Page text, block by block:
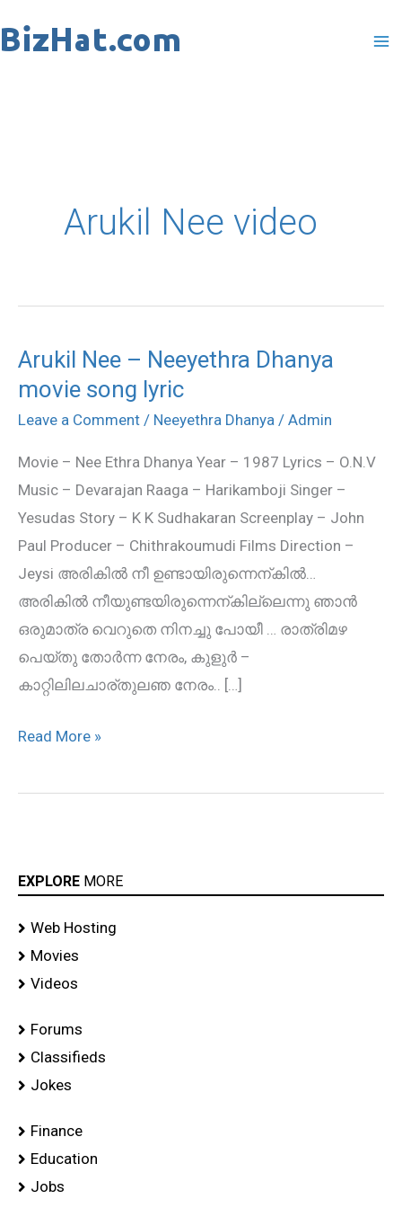
to
Arukil Nee video
Arukil Nee – Neeyethra Dhanya
movie song lyric
Leave a Comment / Neeyethra Dhanya / Admin
Movie – Nee Ethra Dhanya Year – 1987 Lyrics – O.N.V
Music – Devarajan Raaga – Harikamboji Singer –
Yesudas Story – K K Sudhakaran Screenplay – John
Paul Producer – Chithrakoumudi Films Direction –
Jeysi അരികില്‍ നീ ഉണ്ടായിരുന്നെന്കില്‍…
അരികില്‍ നീയുണ്ടയിരുന്നെന്കില്ലെന്നു ഞാന്‍
ഒരുമാത്ര വെറുതെ നിനച്ചു പോയീ … രാത്രിമഴ
പെയ്തു തോര്‍ന്ന നേരം, കുളുര്‍ –
കാറ്റിലിലചാര്തുലഞ നേരം.. […]
Arukil
Nee
–
Dhanya
movie
song
lyric
Read More »
EXPLORE MORE
Web Hosting
Movies
Videos
Forums
Classifieds
Jokes
Finance
Education
Jobs